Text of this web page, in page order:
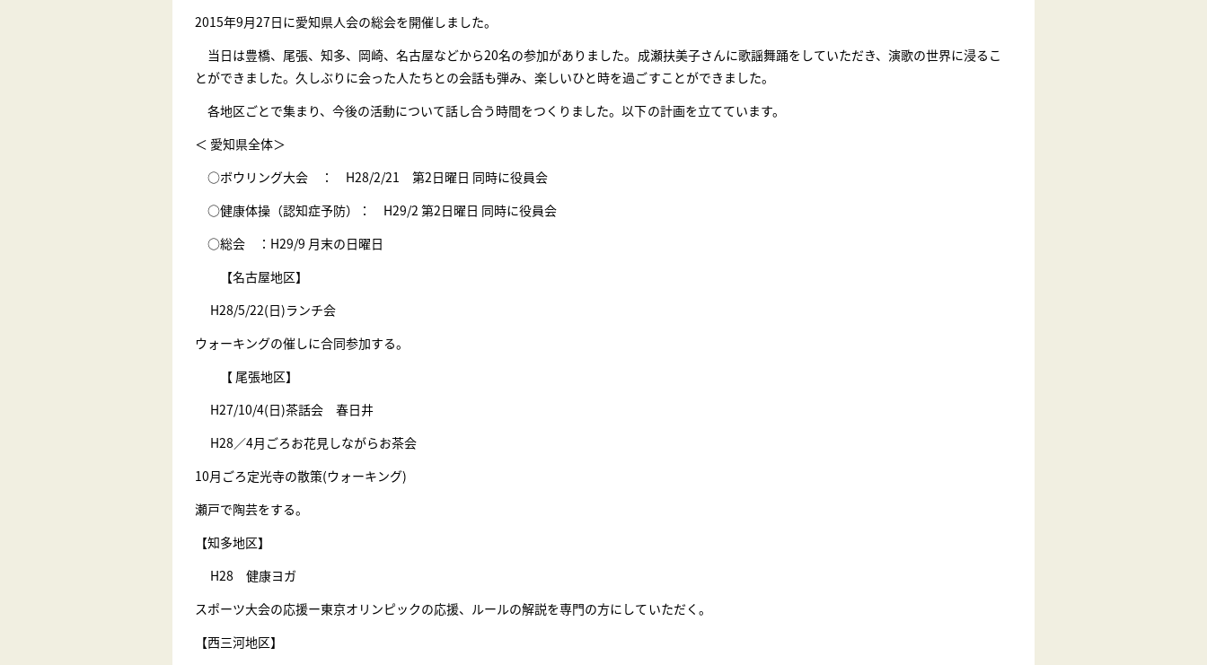
2015年9月27日に愛知県人会の総会を開催しました。
当日は豊橋、尾張、知多、岡崎、名古屋などから20名の参加がありました。成瀬扶美子さんに歌謡舞踊をしていただき、演歌の世界に浸るこ
とができました。久しぶりに会った人たちとの会話も弾み、楽しいひと時を過ごすことができました。
各地区ごとで集まり、今後の活動について話し合う時間をつくりました。以下の計画を立てています。
＜ 愛知県全体＞
○ボウリング大会 ： H28/2/21 第2日曜日 同時に役員会
○健康体操（認知症予防）： H29/2 第2日曜日 同時に役員会
○総会 ：H29/9 月末の日曜日
【名古屋地区】
H28/5/22(日)ランチ会
ウォーキングの催しに合同参加する。
【 尾張地区】
H27/10/4(日)茶話会 春日井
H28／4月ごろお花見しながらお茶会
10月ごろ定光寺の散策(ウォーキング)
瀬戸で陶芸をする。
【知多地区】
H28 健康ヨガ
スポーツ大会の応援ー東京オリンピックの応援、ルールの解説を専門の方にしていただく。
【西三河地区】